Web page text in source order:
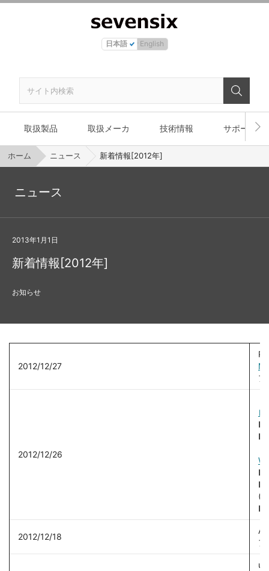
日本語 English
取扱製品 取扱メーカ 技術情報 サポート
ホーム ニュース 新着情報[2012年]
ニュース
新着情報[2012年]
お知らせ
2013年1月1日
2012/12/27
ア
2012/12/26
■
■
■
■
■
2012/12/18
ア